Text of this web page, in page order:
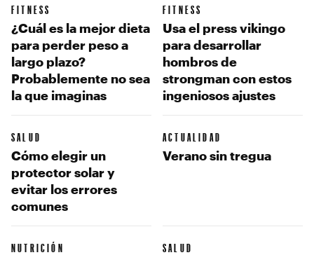
FITNESS
¿Cuál es la mejor dieta
para perder peso a
largo plazo?
Probablemente no sea
la que imaginas
FITNESS
Usa el press vikingo
para desarrollar
hombros de
strongman con estos
ingeniosos ajustes
SALUD
Cómo elegir un
protector solar y
evitar los errores
comunes
ACTUALIDAD
Verano sin tregua
NUTRICIÓN SALUD